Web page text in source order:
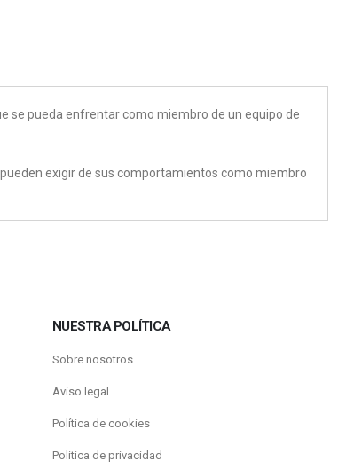
se pueda enfrentar como miembro de un equipo de
exigir de sus comportamientos como miembro
NUESTRA POLÍTICA
Sobre nosotros
Aviso legal
Política de cookies
Politica de privacidad